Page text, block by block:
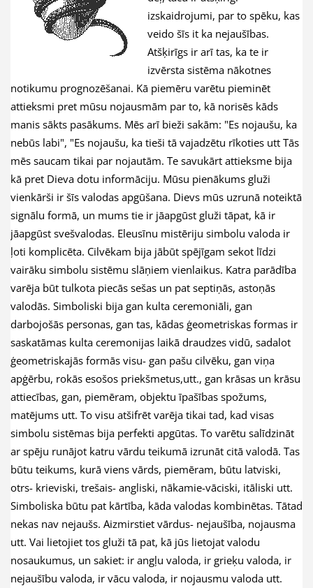
izskaidrojumi, par to spēku, kas
veido šīs it ka nejaušības.
Atšķirīgs ir arī tas, ka te ir
izvērsta sistēma nākotnes
notikumu prognozēšanai. Kā piemēru varētu pieminēt
attieksmi pret mūsu nojausmām par to, kā norisēs kāds
manis sākts pasākums. Mēs arī bieži sakām: "Es nojaušu, ka
nebūs labi", "Es nojaušu, ka tieši tā vajadzētu rīkoties utt Tās
mēs saucam tikai par nojautām. Te savukārt attieksme bija
kā pret Dieva dotu informāciju. Mūsu pienākums gluži
vienkārši ir šīs valodas apgūšana. Dievs mūs uzrunā noteiktā
signālu formā, un mums tie ir jāapgūst gluži tāpat, kā ir
jāapgūst svešvalodas. Eleusīnu mistēriju simbolu valoda ir
ļoti komplicēta. Cilvēkam bija jābūt spējīgam sekot līdzi
vairāku simbolu sistēmu slāņiem vienlaikus. Katra parādība
varēja būt tulkota piecās sešas un pat septiņās, astoņās
valodās. Simboliski bija gan kulta ceremoniāli, gan
darbojošās personas, gan tas, kādas ģeometriskas formas ir
saskatāmas kulta ceremonijas laikā draudzes vidū, sadalot
ģeometriskajās formās visu- gan pašu cilvēku, gan viņa
apģērbu, rokās esošos priekšmetus,utt., gan krāsas un krāsu
attiecības, gan, piemēram, objektu īpašības spožums,
matējums utt. To visu atšifrēt varēja tikai tad, kad visas
simbolu sistēmas bija perfekti apgūtas. To varētu salīdzināt
ar spēju runājot katru vārdu teikumā izrunāt citā valodā. Tas
būtu teikums, kurā viens vārds, piemēram, būtu latviski,
otrs- krieviski, trešais- angliski, nākamie-vāciski, itāliski utt.
Simboliska būtu pat kārtība, kāda valodas kombinētas. Tātad
nekas nav nejaušs. Aizmirstiet vārdus- nejaušība, nojausma
utt. Vai lietojiet tos gluži tā pat, kā jūs lietojat valodu
nosaukumus, un sakiet: ir angļu valoda, ir grieķu valoda, ir
nejaušību valoda, ir vācu valoda, ir nojausmu valoda utt.